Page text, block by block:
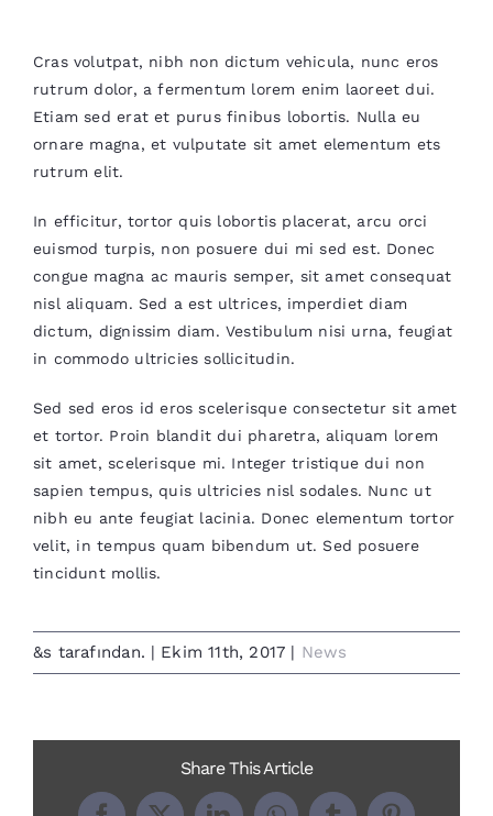
Cras volutpat, nibh non dictum vehicula, nunc eros
rutrum dolor, a fermentum lorem enim laoreet dui.
Etiam sed erat et purus finibus lobortis. Nulla eu
ornare magna, et vulputate sit amet elementum ets
rutrum elit.
In efficitur, tortor quis lobortis placerat, arcu orci
euismod turpis, non posuere dui mi sed est. Donec
congue magna ac mauris semper, sit amet consequat
nisl aliquam. Sed a est ultrices, imperdiet diam
dictum, dignissim diam. Vestibulum nisi urna, feugiat
in commodo ultricies sollicitudin.
Sed sed eros id eros scelerisque consectetur sit amet
et tortor. Proin blandit dui pharetra, aliquam lorem
sit amet, scelerisque mi. Integer tristique dui non
sapien tempus, quis ultricies nisl sodales. Nunc ut
nibh eu ante feugiat lacinia. Donec elementum tortor
velit, in tempus quam bibendum ut. Sed posuere
tincidunt mollis.
&s tarafından. | Ekim 11th, 2017 | News
Share This Article